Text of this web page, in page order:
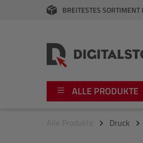
Zur Hauptnavigation
BREITESTES SORTIMENT
ALLE PRODUKTE
Alle Produkte Druck